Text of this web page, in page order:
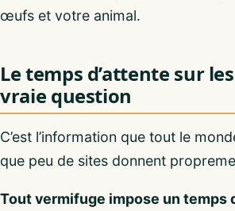
œufs et votre animal.
Le temps d’attente sur
vraie question
C’est l’information que tout le
que peu de sites donnent
Tout vermifuge impose un temps